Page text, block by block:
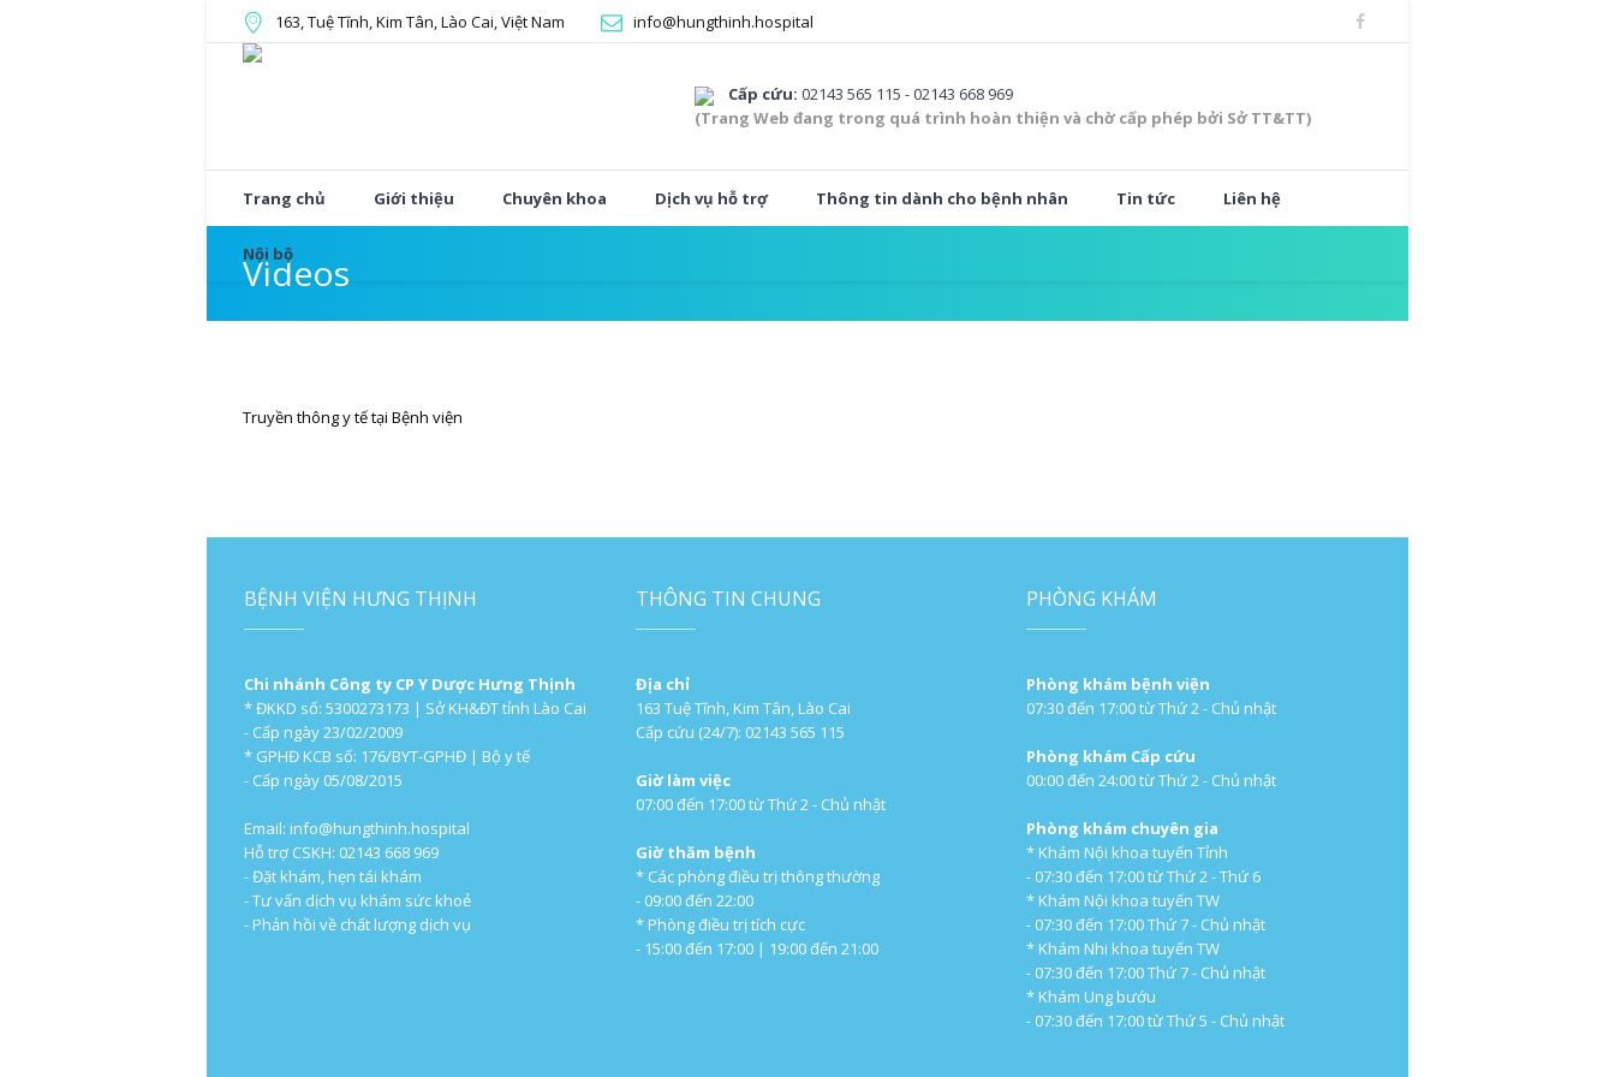
163, Tuệ Tĩnh, Kim Tân, Lào Cai, Việt Nam info@hungthinh.hospital
Cấp cứu: 02143 565 115 - 02143 668 969
(Trang Web đang trong quá trình hoàn thiện và chờ cấp phép bởi Sở TT&TT)
Trang chủ Giới thiệu Chuyên khoa Dịch vụ hỗ trợ Thông tin dành cho bệnh nhân Tin tức Liên hệ
Nội bộ
Videos
Truyền thông y tế tại Bệnh viện
BỆNH VIỆN HƯNG THỊNH
Chi nhánh Công ty CP Y Dược Hưng Thịnh
* ĐKKD số: 5300273173 | Sở KH&ĐT tỉnh Lào Cai
- Cấp ngày 23/02/2009
* GPHĐ KCB số: 176/BYT-GPHĐ | Bộ y tế
- Cấp ngày 05/08/2015
Email: info@hungthinh.hospital
Hỗ trợ CSKH: 02143 668 969
- Đặt khám, hẹn tái khám
- Tư vấn dịch vụ khám sức khoẻ
- Phản hồi về chất lượng dịch vụ
THÔNG TIN CHUNG
Địa chỉ
163 Tuệ Tĩnh, Kim Tân, Lào Cai
Cấp cứu (24/7): 02143 565 115
Giờ làm việc
07:00 đến 17:00 từ Thứ 2 - Chủ nhật
Giờ thăm bệnh
* Các phòng điều trị thông thường
- 09:00 đến 22:00
* Phòng điều trị tích cực
- 15:00 đến 17:00 | 19:00 đến 21:00
PHÒNG KHÁM
Phòng khám bệnh viện
07:30 đến 17:00 từ Thứ 2 - Chủ nhật
Phòng khám Cấp cứu
00:00 đến 24:00 từ Thứ 2 - Chủ nhật
Phòng khám chuyên gia
* Khám Nội khoa tuyến Tỉnh
- 07:30 đến 17:00 từ Thứ 2 - Thứ 6
* Khám Nội khoa tuyến TW
- 07:30 đến 17:00 Thứ 7 - Chủ nhật
* Khám Nhi khoa tuyến TW
- 07:30 đến 17:00 Thứ 7 - Chủ nhật
* Khám Ung bướu
- 07:30 đến 17:00 từ Thứ 5 - Chủ nhật